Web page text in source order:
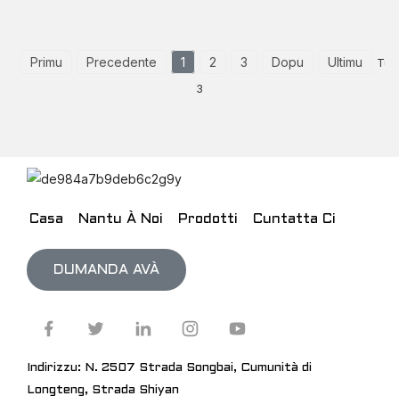
Primu Precedente 1 2 3 Dopu Ultimu
3
Casa Nantu À Noi Prodotti Cuntatta Ci
DUMANDA AVÀ
Indirizzu: N. 2507 Strada Songbai, Cumunità di
Longteng, Strada Shiyan